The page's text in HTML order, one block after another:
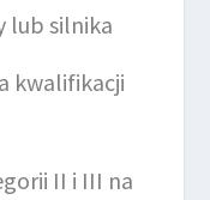
lub silnika
kwalifikacji
II i III na